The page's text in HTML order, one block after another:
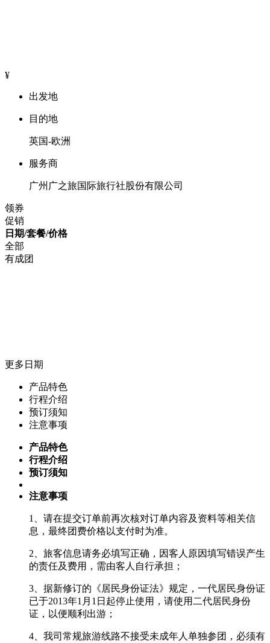
¥
出发地
目的地
英国-欧洲
服务商
广州广之旅国际旅行社股份有限公司
领券
促销
日期/套餐/价格
全部
有成团
更多日期
产品特色
行程介绍
预订须知
注意事项
产品特色
行程介绍
预订须知
注意事项
1、请在提交订单前再次核对订单内容及资料等相关信
息，最终团费价格以支付时为准。
2、旅客信息请务必填写正确，因客人原因填写错误产生
的责任及费用，需由客人自行承担；
3、据新修订的《居民身份证法》规定，一代居民身份证
已于2013年1月1日起停止使用，请使用二代居民身份
证，以便顺利出游；
4、我司常规旅游线路不接受未成年人单独参团，必须有